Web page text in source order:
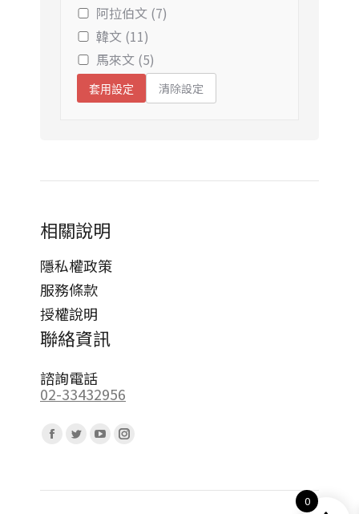
阿拉伯文 (7)
韓文 (11)
馬來文 (5)
套用設定 清除設定
相關說明
隱私權政策
服務條款
授權說明
聯絡資訊
諮詢電話
02-33432956
Facebook
opens
Twitter
opens
YouTube
opens
Instagram
opens
0